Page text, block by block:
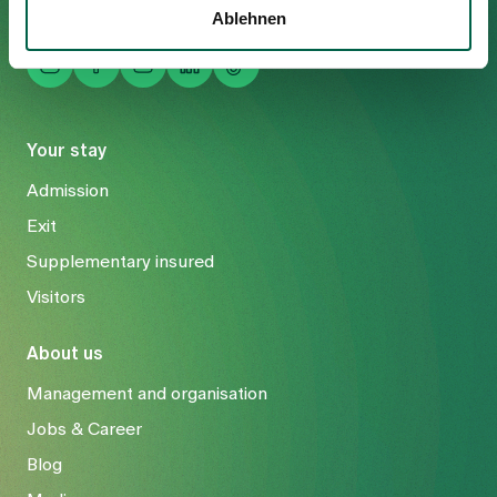
Ablehnen
Your stay
Admission
Exit
Supplementary insured
Visitors
About us
Management and organisation
Jobs & Career
Blog